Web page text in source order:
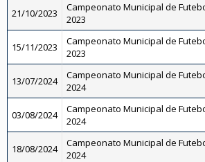
21/10/2023
Campeonato Municipal de
2023
15/11/2023
Campeonato Municipal de
2023
13/07/2024
Campeonato Municipal de
2024
03/08/2024
Campeonato Municipal de
2024
18/08/2024
Campeonato Municipal de
2024